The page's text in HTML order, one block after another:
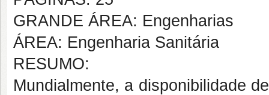
GRANDE ÁREA: Engenharias
ÁREA: Engenharia Sanitária
RESUMO:
Mundialmente, a disponibilidade